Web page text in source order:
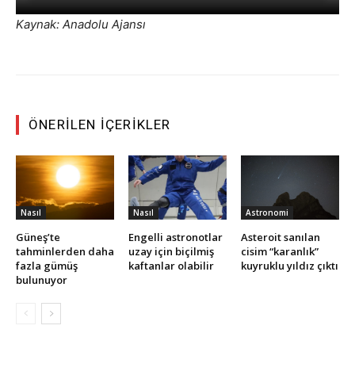
Kaynak: Anadolu Ajansı
ÖNERILEN İÇERIKLER
Nasıl
Güneş’te
tahminlerden daha
fazla gümüş
bulunuyor
Nasıl
Engelli astronotlar
uzay için biçilmiş
kaftanlar olabilir
Astronomi
Asteroit sanılan
cisim “karanlık”
kuyruklu yıldız çıktı